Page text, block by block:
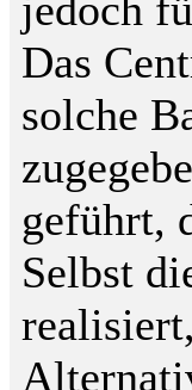
Das
solche
geführt,
Selbst